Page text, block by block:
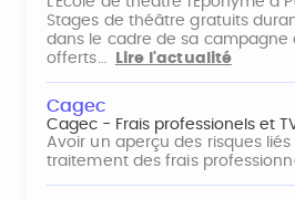
Stages de théâtre gratuits
dans le cadre de sa campagne
offerts…
Lire l'actualité
Cagec
Cagec - Frais professionels et
Avoir un aperçu des risques
traitement des frais